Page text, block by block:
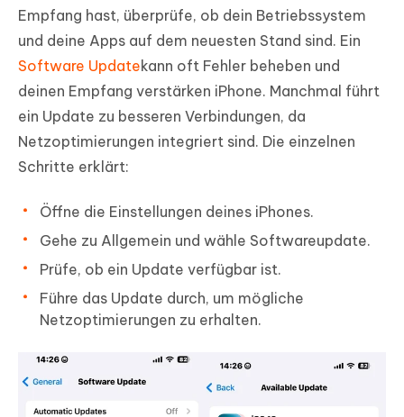
Empfang hast, überprüfe, ob dein Betriebssystem
und deine Apps auf dem neuesten Stand sind. Ein
Software Updatekann oft Fehler beheben und
deinen Empfang verstärken iPhone. Manchmal führt
ein Update zu besseren Verbindungen, da
Netzoptimierungen integriert sind. Die einzelnen
Schritte erklärt:
Öffne die Einstellungen deines iPhones.
Gehe zu Allgemein und wähle Softwareupdate.
Prüfe, ob ein Update verfügbar ist.
Führe das Update durch, um mögliche
Netzoptimierungen zu erhalten.